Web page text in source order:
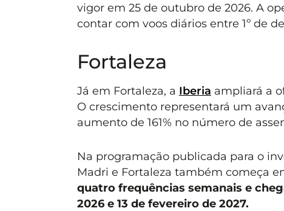
vigor em 25 de outubro de 2026. A
contar com voos diários entre 1º de
Fortaleza
Já em Fortaleza, a Iberia ampliará a
O crescimento representará um
aumento de 161% no número de
Na programação publicada para o
Madri e Fortaleza também começa
quatro frequências semanais e
2026 e 13 de fevereiro de 2027.